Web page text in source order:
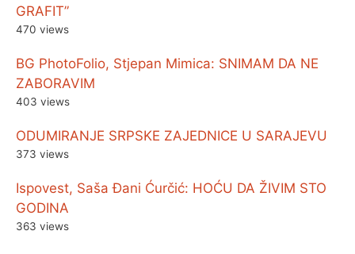
GRAFIT”
470 views
BG PhotoFolio, Stjepan Mimica: SNIMAM DA NE
ZABORAVIM
403 views
ODUMIRANJE SRPSKE ZAJEDNICE U SARAJEVU
373 views
Ispovest, Saša Đani Ćurčić: HOĆU DA ŽIVIM STO
GODINA
363 views